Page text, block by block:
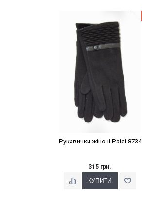
Рукавички жіночі Paidi 8734
315 грн.